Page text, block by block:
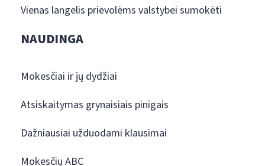
Vienas langelis prievolėms valstybei sumokėti
NAUDINGA
Mokesčiai ir jų dydžiai
Atsiskaitymas grynaisiais pinigais
Dažniausiai užduodami klausimai
Mokesčių ABC